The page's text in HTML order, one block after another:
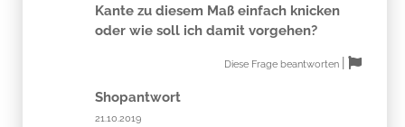
Kante zu diesem Maß einfach knicken
oder wie soll ich damit vorgehen?
Diese Frage beantworten
Shopantwort
21.10.2019